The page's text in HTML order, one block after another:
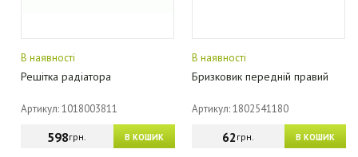
В наявності
Решітка радіатора
Артикул: 1018003811
В КОШИК
598грн.
В наявності
Бризковик передній правий
Артикул: 1802541180
В КОШИК
62грн.